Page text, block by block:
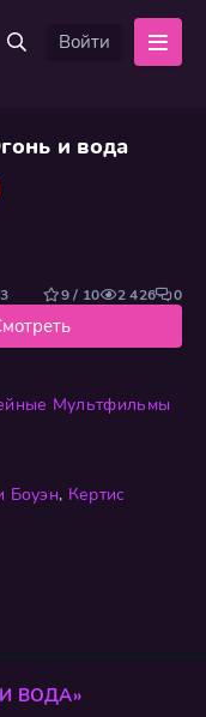
Войти
и вода
Мультфильмы
Боуэн, Кертис
9 / 10 2 426 0
ВОДА»